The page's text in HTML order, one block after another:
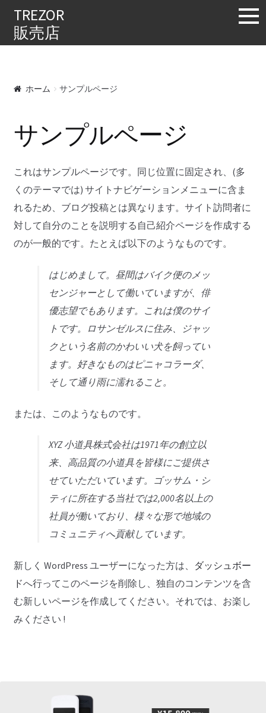
TREZOR
販売店
ホーム サンプルページ
サンプルページ
これはサンプルページです。同じ位置に固定され、(多
くのテーマでは) サイトナビゲーションメニューに含ま
れるため、ブログ投稿とは異なります。サイト訪問者に
対して自分のことを説明する自己紹介ページを作成する
のが一般的です。たとえば以下のようなものです。
はじめまして。昼間はバイク便のメッ
センジャーとして働いていますが、俳
優志望でもあります。これは僕のサイ
トです。ロサンゼルスに住み、ジャッ
クという名前のかわいい犬を飼ってい
ます。好きなものはピニャコラーダ、
そして通り雨に濡れること。
または、このようなものです。
XYZ 小道具株式会社は1971年の創立以
来、高品質の小道具を皆様にご提供さ
せていただいています。ゴッサム・シ
ティに所在する当社では2,000名以上の
社員が働いており、様々な形で地域の
コミュニティへ貢献しています。
新しく WordPress ユーザーになった方は、
ダッシュボー
ドへ行ってこのページを削除し、独自のコンテンツを含
む新しいページを作成してください。それでは、お楽し
みください !